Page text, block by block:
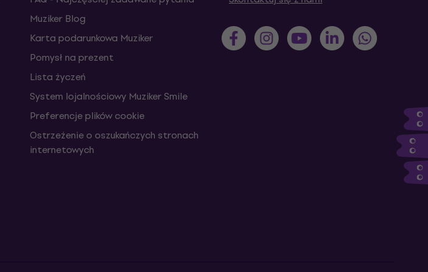
Muziker Blog
Karta podarunkowa Muziker
Pomysł na prezent
Lista życzeń
System lojalnościowy Muziker Smile
Preferencje plików cookie
Ostrzeżenie o oszukańczych stronach
internetowych